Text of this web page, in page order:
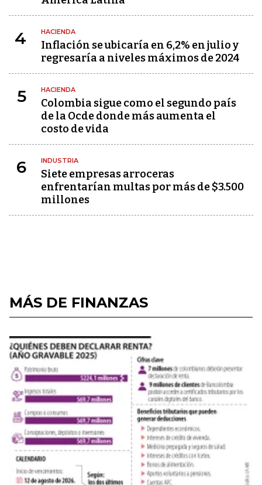
4 HACIENDA
Inflación se ubicaría en 6,2% en julio y
regresaría a niveles máximos de 2024
5 HACIENDA
Colombia sigue como el segundo país
de la Ocde donde más aumenta el
costo de vida
6 INDUSTRIA
Siete empresas arroceras
enfrentarían multas por más de $3.500
millones
MÁS DE FINANZAS